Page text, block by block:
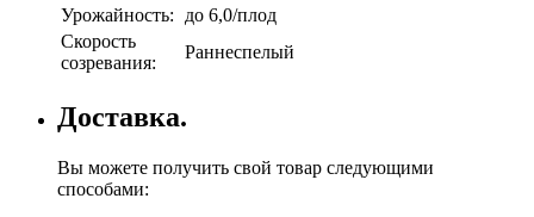
Урожайность:
до 6,0/плод
Скорость
созревания:
Раннеспелый
Доставка.
Вы можете получить свой товар следующими
способами: